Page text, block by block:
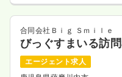
合同会社Ｂｉｇ Ｓｍｉｌｅ
びっぐすまいる訪
エージェント求人